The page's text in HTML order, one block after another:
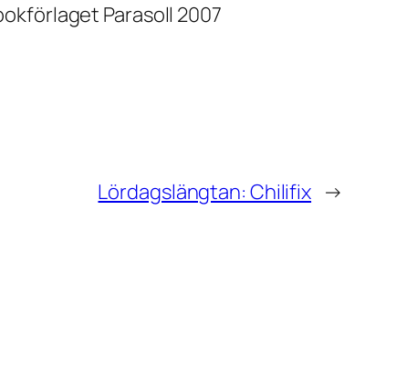
Parasoll 2007
Lördagslängtan: Chilifix →